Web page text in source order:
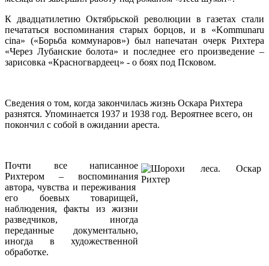
К двадцатилетию Октябрьской революции в газетах стали
печататься воспоминания старых борцов, и в «Kommunaru
cina» («Борьба коммунаров») был напечатан очерк Рихтера
«Через Лубанские болота» и последнее его произведение –
зарисовка «Красногвардеец» - о боях под Псковом.
Сведения о том, когда закончилась жизнь Оскара Рихтера
разнятся. Упоминается 1937 и 1938 год. Вероятнее всего, он
покончил с собой в ожидании ареста.
Почти все написанное
Рихтером – воспоминания
автора, чувства и переживания
его боевых товарищей,
наблюдения, факты из жизни
разведчиков, иногда
переданные документально,
иногда в художественной
обработке.